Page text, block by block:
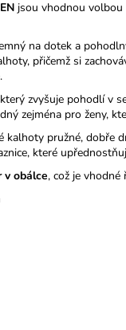
jsou vhodnou volbou
na dotek a
přičemž si
zvyšuje pohodlí v
zejména pro ženy,
kalhoty pružné, dobře
které
v obálce, což je